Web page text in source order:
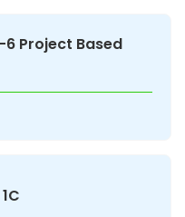
6 Project Based